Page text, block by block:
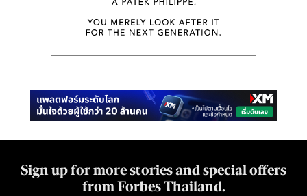
Sign up for more stories and special offers
from Forbes Thailand.